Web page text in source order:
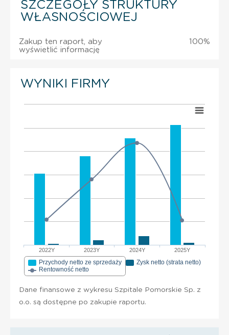
SZCZEGÓŁY STRUKTURY
WŁASNOŚCIOWEJ
Zakup ten raport, aby
wyświetlić informację
100%
WYNIKI FIRMY
2022Y 2023Y 2024Y 2025Y
Przychody netto ze sprzedaży
Zysk netto (strata netto)
Rentowność netto
Dane finansowe z wykresu Szpitale Pomorskie Sp. z
o.o. są dostępne po zakupie raportu.